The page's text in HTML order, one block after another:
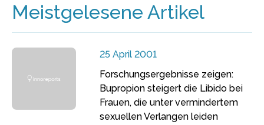
Meistgelesene Artikel
25 April 2001
Forschungsergebnisse zeigen:
Bupropion steigert die Libido bei
Frauen, die unter vermindertem
sexuellen Verlangen leiden